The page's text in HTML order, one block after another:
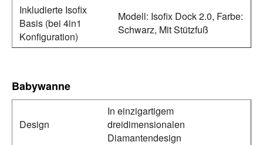
Inkludierte Isofix
Basis (bei 4in1
Konfiguration)
Modell: Isofix Dock 2.0, Farbe:
Schwarz, Mit Stützfuß
Babywanne
Design
In einzigartigem
dreidimensionalen
Diamantendesign